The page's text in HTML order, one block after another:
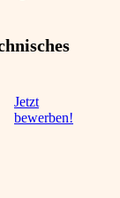
Jetzt
bewerben!